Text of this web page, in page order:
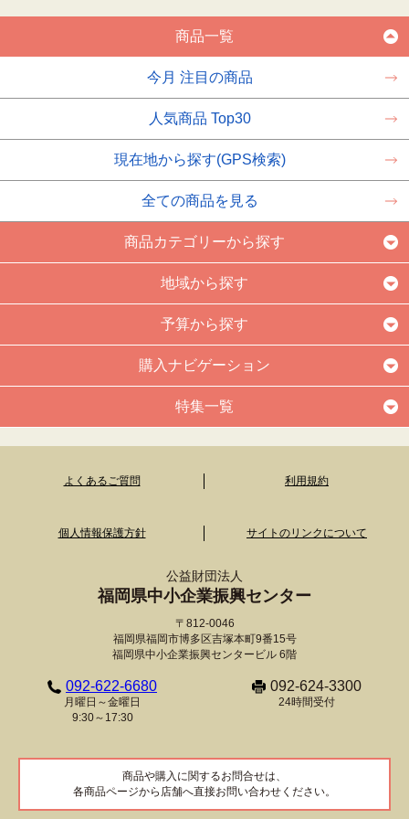
商品一覧
今月 注目の商品
人気商品 Top30
現在地から探す(GPS検索)
全ての商品を見る
商品カテゴリーから探す
地域から探す
予算から探す
購入ナビゲーション
特集一覧
よくあるご質問 利用規約
個人情報保護方針 サイトのリンクについて
公益財団法人
福岡県中小企業振興センター
〒812-0046
福岡県福岡市博多区吉塚本町9番15号
福岡県中小企業振興センタービル 6階
092-622-6680
月曜日～金曜日
9:30～17:30
092-624-3300
24時間受付
商品や購入に関するお問合せは、
各商品ページから店舗へ直接お問い合わせください。